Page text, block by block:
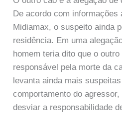
De acordo com informações
Midiamax, o suspeito ainda
residência. Em uma
homem teria dito que o
responsável pela morte da
levanta ainda mais
comportamento do
desviar a responsabilidade